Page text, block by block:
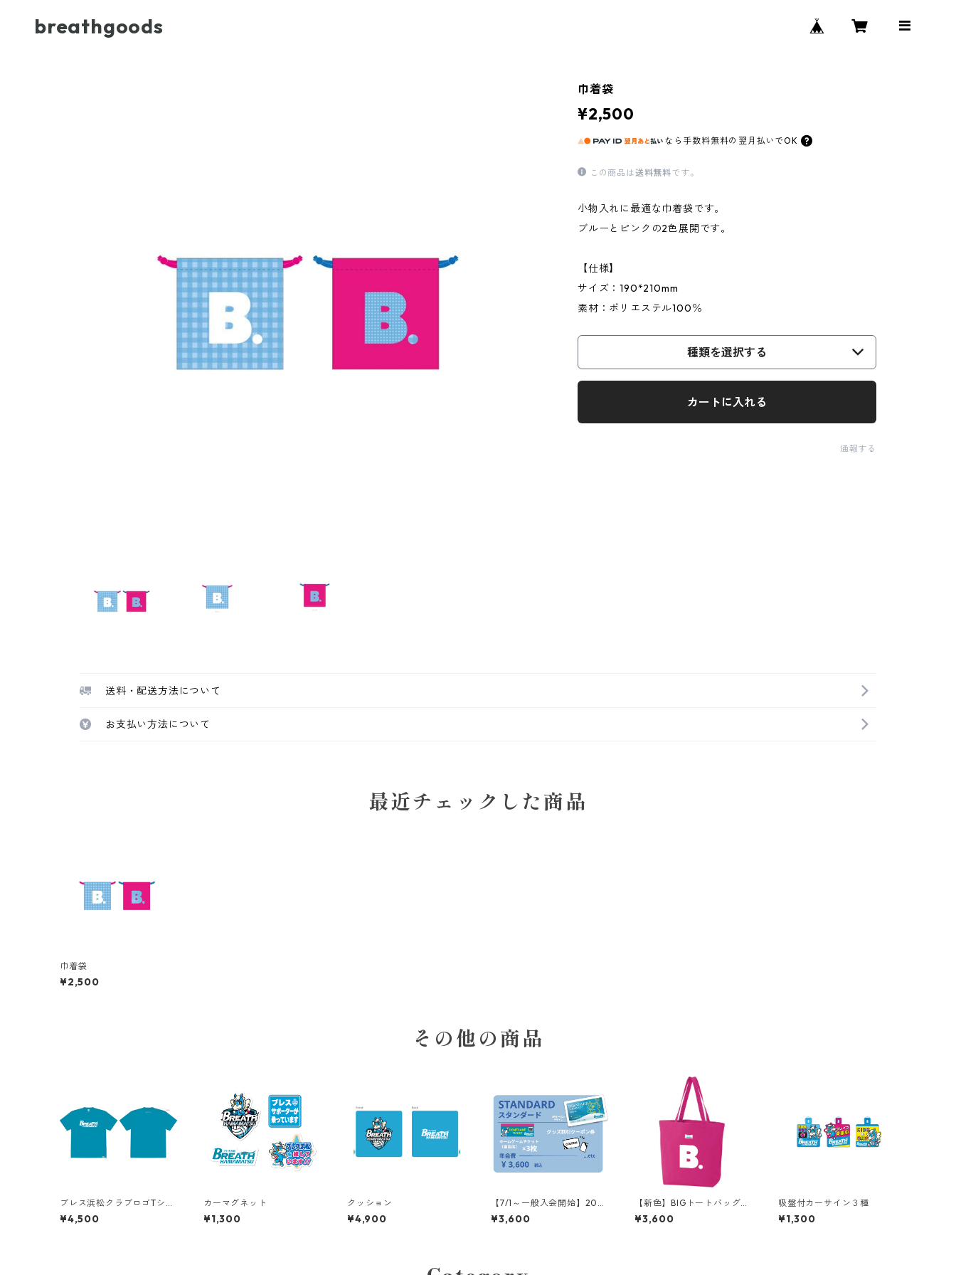
breathgoods
巾着袋
¥2,500
なら 手数料無料の 翌月払いでOK
この商品は送料無料です。
小物入れに最適な巾着袋です。
ブルーとピンクの2色展開です。
【仕様】
サイズ：190*210mm
素材：ポリエステル100％
種類を選択する
カートに入れる
通報する
送料・配送方法について
お支払い方法について
最近チェックした商品
巾着袋
¥2,500
その他の商品
ブレス浜松クラブロゴTシャ
ツ
¥4,500
カーマグネット
¥1,300
クッション
¥4,900
【7/1～一般入会開始】2026
-27シーズン ブレイブ スタ
ンダード会員 年会費
¥3,600
【新色】BIGトートバッグ
（ピンク）
¥3,600
吸盤付カーサイン３種
¥1,300